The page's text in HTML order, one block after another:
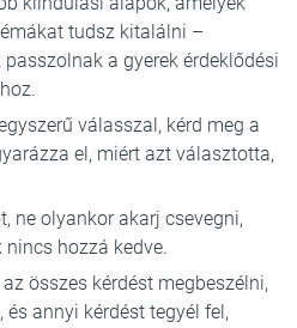
tudsz kitalálni –
a gyerek érdeklődési
válasszal, kérd meg a
el, miért azt választotta,
ne olyankor akarj csevegni,
hozzá kedve.
összes kérdést megbeszélni,
és annyi kérdést tegyél fel,